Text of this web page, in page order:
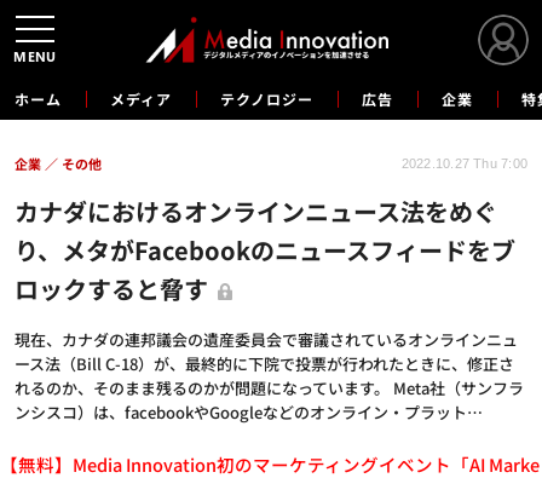
ホーム メディア テクノロジー 広告 企業 特
カナダにおけるオンラインニュース法をめぐ
り、メタがFacebookのニュースフィードをブ
ロックすると脅す
現在、カナダの連邦議会の遺産委員会で審議されているオンラインニュ
ース法（Bill C-18）が、最終的に下院で投票が行われたときに、修正さ
れるのか、そのまま残るのかが問題になっています。 Meta社（サンフラ
ンシスコ）は、facebookやGoogleなどのオンライン・プラット…
企業 その他 2022.10.27 Thu 7:00
【無料】Media Innovation初のマーケティングイベント「AI Marke
MENU